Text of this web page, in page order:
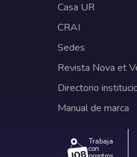
Casa UR
CRAI
Sedes
Revista Nova et
Directorio
Manual de marca
Trabaja
con